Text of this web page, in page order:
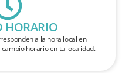
HORARIO
a la hora local en
cambio horario en tu localidad.